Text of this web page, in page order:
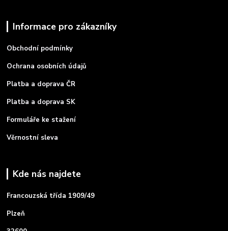
Informace pro zákazníky
Obchodní podmínky
Ochrana osobních údajů
Platba a doprava ČR
Platba a doprava SK
Formuláře ke stažení
Věrnostní sleva
Kde nás najdete
Francouzská třída 1909/49
Plzeň